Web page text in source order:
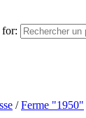
for:
/Ferme "1950"